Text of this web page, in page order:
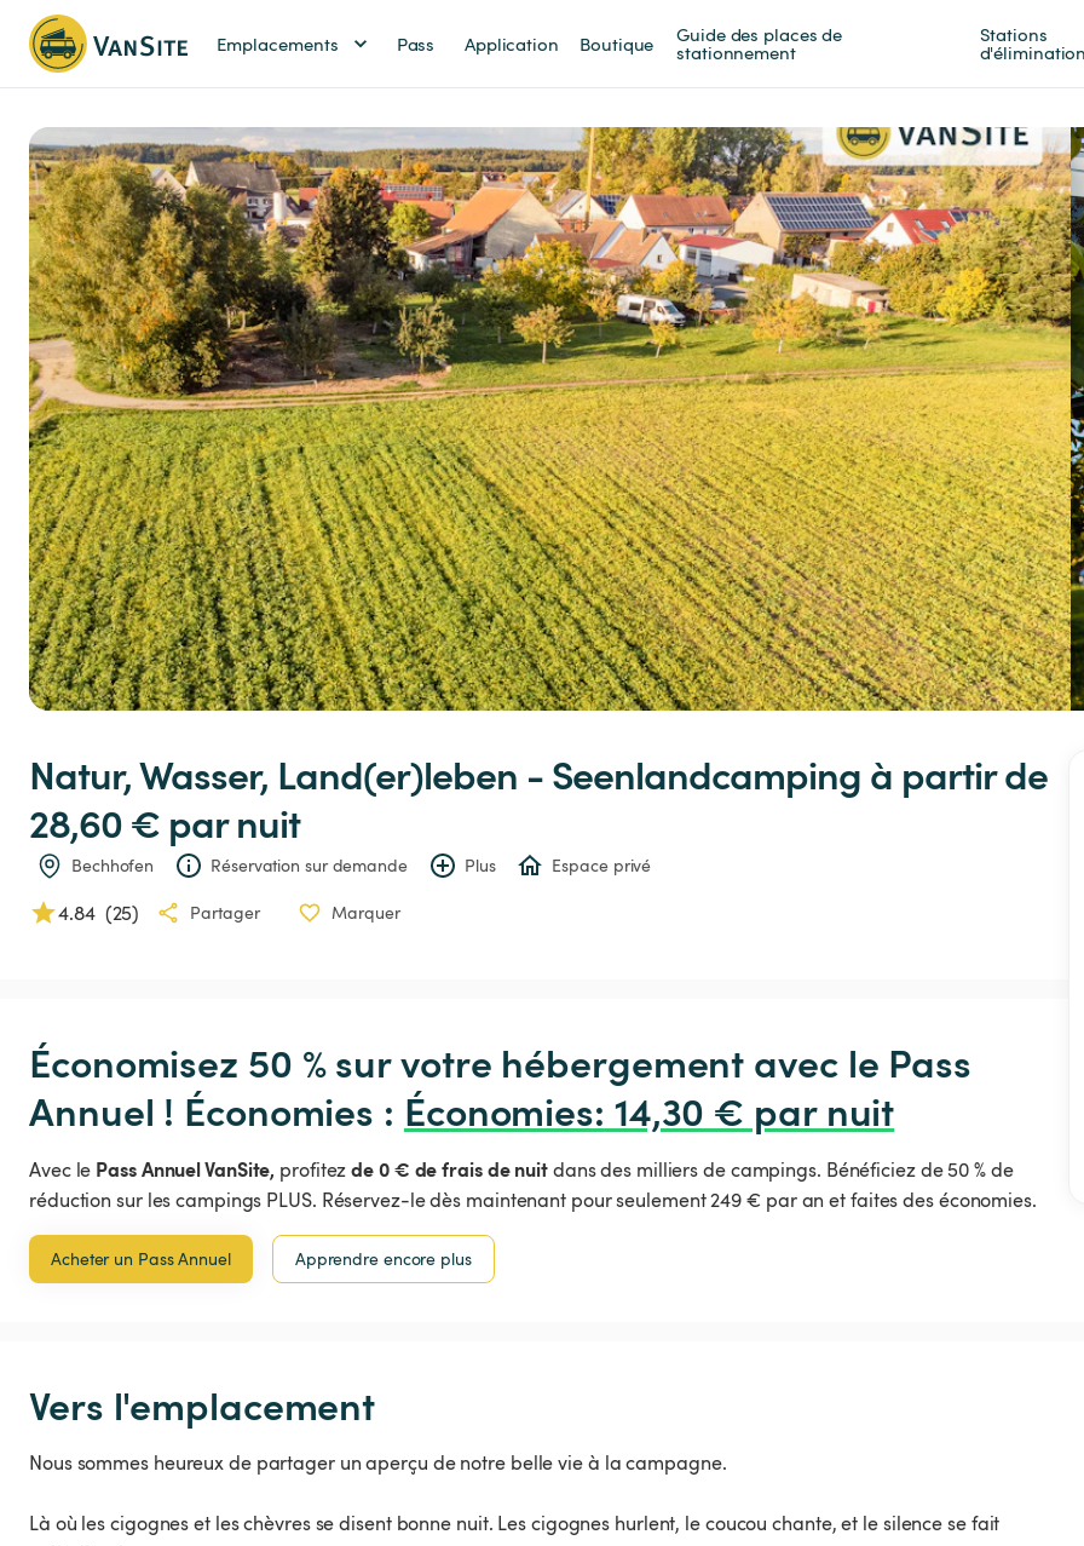
Emplacements Pass Application Boutique Guide des places de
stationnement
Stations
d'élimination
Natur,Wasser, Land(er)leben -Seenlandcamping à partir de
28,60 € par nuit
Bechhofen Réservation sur demande Plus Espace privé
4.84 (25) Partager Marquer
Économisez 50 % sur votre hébergement avec le Pass
Annuel ! Économies : Économies: 14,30 € par nuit
Avec le Pass Annuel VanSite, profitezde 0 € de frais de nuitdans des milliers de campings. Bénéficiez de 50 % de
réduction sur les campings PLUS. Réservez-le dès maintenant pour seulement 249 € par an et faites des économies.
Acheter un Pass Annuel Apprendre encore plus
Vers l'emplacement
Nous sommes heureux de partager un aperçu de notre belle vie à la campagne.
Là où les cigognes et les chèvres se disent bonne nuit. Les cigognes hurlent, le coucou chante, et le silence se fait